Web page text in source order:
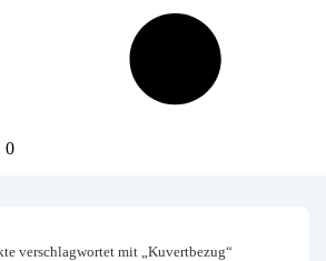
0
verschlagwortet mit „Kuvertbezug“